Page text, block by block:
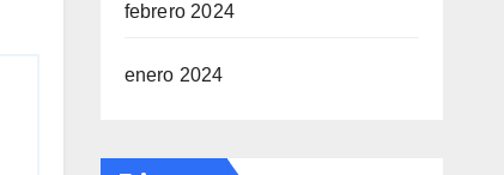
febrero 2024
enero 2024